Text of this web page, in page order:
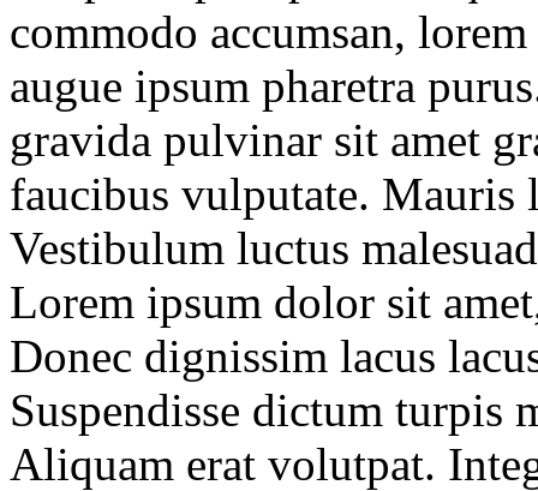
commodo accumsan,
augue ipsum pharetra
gravida pulvinar sit amet
faucibus vulputate.
Vestibulum luctus
Lorem ipsum dolor sit
Donec dignissim lacus
Suspendisse dictum turpis
Aliquam erat volutpat.